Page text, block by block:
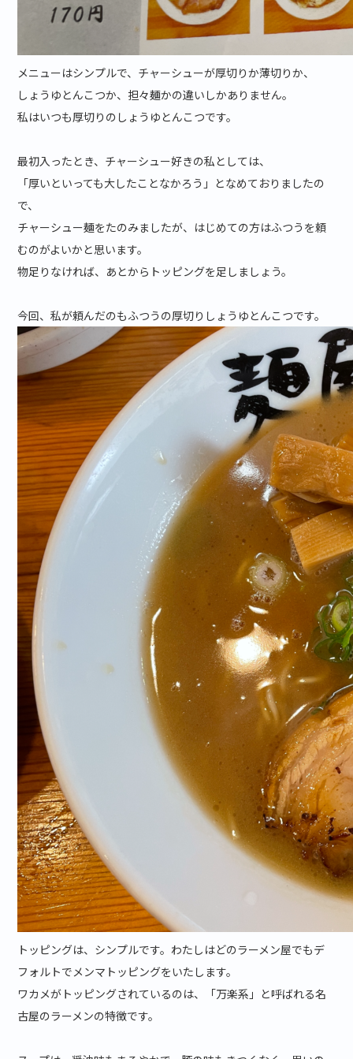
メニューはシンプルで、チャーシューが厚切りか薄切りか、
しょうゆとんこつか、担々麺かの違いしかありません。
私はいつも厚切りのしょうゆとんこつです。
最初入ったとき、チャーシュー好きの私としては、
「厚いといっても大したことなかろう」となめておりましたの
で、
チャーシュー麺をたのみましたが、はじめての方はふつうを頼
むのがよいかと思います。
物足りなければ、あとからトッピングを足しましょう。
今回、私が頼んだのもふつうの厚切りしょうゆとんこつです。
トッピングは、シンプルです。わたしはどのラーメン屋でもデ
フォルトでメンマトッピングをいたします。
ワカメがトッピングされているのは、「万楽系」と呼ばれる名
古屋のラーメンの特徴です。